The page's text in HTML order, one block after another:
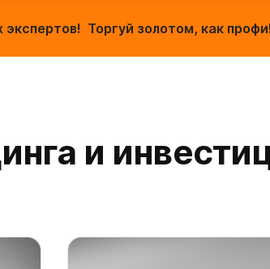
Торгуй золотом, как
и